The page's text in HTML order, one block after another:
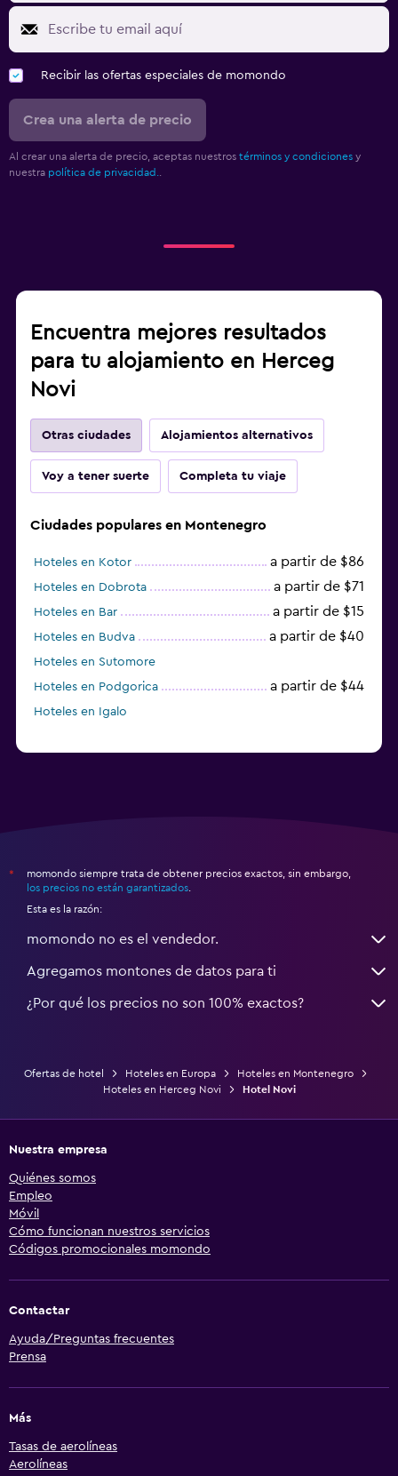
Recibir las ofertas especiales de momondo
Crea una alerta de precio
Al crear una alerta de precio, aceptas nuestros términos y condiciones y
nuestra política de privacidad.
Encuentra mejores resultados
para tu alojamiento en Herceg
Novi
Otras ciudades Alojamientos alternativos
Voy a tener suerte Completa tu viaje
Ciudades populares en Montenegro
Hoteles en Kotor a partir de $86
Hoteles en Dobrota a partir de $71
Hoteles en Bar a partir de $15
Hoteles en Budva a partir de $40
Hoteles en Sutomore
Hoteles en Podgorica
a partir de $44
Hoteles en Igalo
*
momondo siempre trata de obtener precios exactos, sin embargo,
los precios no están garantizados
Esta es la razón:
momondo no es el vendedor.
Agregamos montones de datos para ti
¿Por qué los precios no son 100% exactos?
Ofertas de hotel Hoteles en Europa
Hoteles en Montenegro
Hoteles en Herceg Novi
Hotel Novi
Nuestra empresa
Quiénes somos
Empleo
Móvil
Cómo funcionan nuestros servicios
Códigos promocionales momondo
Contactar
Ayuda/Preguntas frecuentes
Prensa
Más
Tasas de aerolíneas
Aerolíneas